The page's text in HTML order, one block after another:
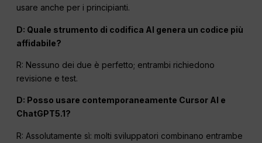
usare anche per i principianti.
D: Quale strumento di codifica AI genera un codice più
affidabile?
R: Nessuno dei due è perfetto; entrambi richiedono
revisione e test.
D: Posso usare contemporaneamente Cursor AI e
ChatGPT5.1?
R: Assolutamente sì: molti sviluppatori combinano entrambe